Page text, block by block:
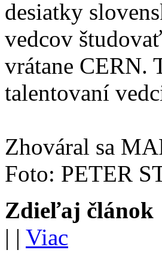
desiatky
vedcov
vrátane CERN.
talentovaní
Zhováral sa
Foto: PETER
Zdieľaj článok
| | Viac